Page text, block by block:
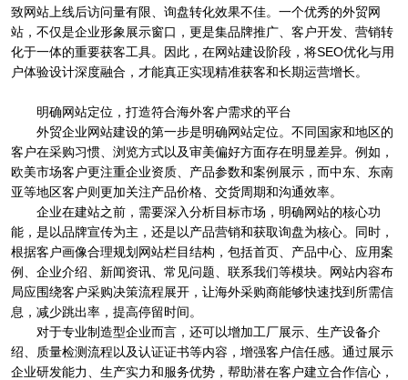
致网站上线后访问量有限、询盘转化效果不佳。一个优秀的外贸网
站，不仅是企业形象展示窗口，更是集品牌推广、客户开发、营销转
化于一体的重要获客工具。因此，在网站建设阶段，将SEO优化与用
户体验设计深度融合，才能真正实现精准获客和长期运营增长。
明确网站定位，打造符合海外客户需求的平台
外贸企业网站建设的第一步是明确网站定位。不同国家和地区的
客户在采购习惯、浏览方式以及审美偏好方面存在明显差异。例如，
欧美市场客户更注重企业资质、产品参数和案例展示，而中东、东南
亚等地区客户则更加关注产品价格、交货周期和沟通效率。
企业在建站之前，需要深入分析目标市场，明确网站的核心功
能，是以品牌宣传为主，还是以产品营销和获取询盘为核心。同时，
根据客户画像合理规划网站栏目结构，包括首页、产品中心、应用案
例、企业介绍、新闻资讯、常见问题、联系我们等模块。网站内容布
局应围绕客户采购决策流程展开，让海外采购商能够快速找到所需信
息，减少跳出率，提高停留时间。
对于专业制造型企业而言，还可以增加工厂展示、生产设备介
绍、质量检测流程以及认证证书等内容，增强客户信任感。通过展示
企业研发能力、生产实力和服务优势，帮助潜在客户建立合作信心，